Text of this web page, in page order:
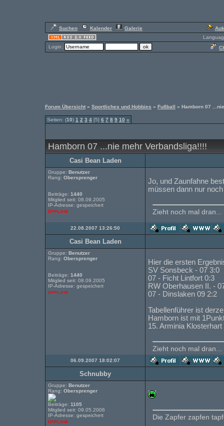
Suchen Kalender Galerie
Login:
Forum Übersicht » Sportliches und Hobbies » Fußball » Hamborn 07
Seiten: (10) 1 2 3 4 [5] 6 7 8 9 10 »
Hamborn 07 ...nie mehr Verbandsliga!!!!
Casi Bean Laden
Gruppe: Benutzer
Rang: Obersprenger
Beiträge: 1440
Mitglied seit: 08.09.2005
IP-Adresse: gespeichert
Jo, und Zaunfahne
müssen dann nur
Zieht noch mal dran...
22.08.2007 13:26:50
Casi Bean Laden
Gruppe: Benutzer
Rang: Obersprenger
Beiträge: 1440
Mitglied seit: 08.09.2005
IP-Adresse: gespeichert
Hier die ersten
SV Sonsbeck - 07 3:0
07 - Ficht Lintfort 0:3
RW Oberhausen II. -
07 - Dinslaken 09 2:2
Tabellenführer ist
Hamborn ist mit
15. Arminia
Zieht noch mal dran...
06.09.2007 18:02:07
Schnubby
Gruppe: Benutzer
Rang: Obersprenger
Beiträge: 1105
Mitglied seit: 09.05.2006
IP-Adresse: gespeichert
Die Zapfer zapfen